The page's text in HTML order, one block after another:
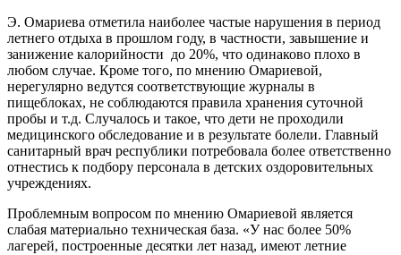
Э. Омариева отметила наиболее частые нарушения в период
летнего отдыха в прошлом году, в частности, завышение и
занижение калорийности до 20%, что одинаково плохо в
любом случае. Кроме того, по мнению Омариевой,
нерегулярно ведутся соответствующие журналы в
пищеблоках, не соблюдаются правила хранения суточной
пробы и т.д. Случалось и такое, что дети не проходили
медицинского обследование и в результате болели. Главный
санитарный врач республики потребовала более ответственно
отнестись к подбору персонала в детских оздоровительных
учреждениях.
Проблемным вопросом по мнению Омариевой является
слабая материально техническая база. «У нас более 50%
лагерей, построенные десятки лет назад, имеют летние